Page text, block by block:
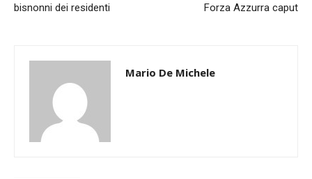
bisnonni dei residenti Forza Azzurra caput
Mario De Michele